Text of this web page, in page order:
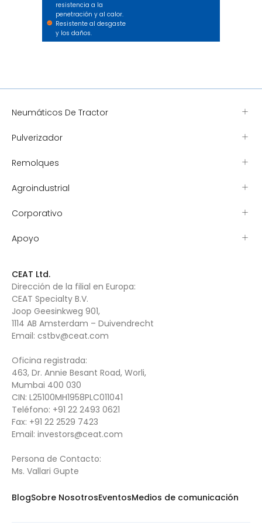
resistencia a la
penetración y al calor.
Resistente al desgaste
y los daños.
Neumáticos De Tractor
Pulverizador
Remolques
Agroindustrial
Corporativo
Apoyo
CEAT Ltd.
Dirección de la filial en Europa:
CEAT Specialty B.V.
Joop Geesinkweg 901,
1114 AB Amsterdam – Duivendrecht
Email: cstbv@ceat.com
Oficina registrada:
463, Dr. Annie Besant Road, Worli,
Mumbai 400 030
CIN: L25100MH1958PLC011041
Teléfono: +91 22 2493 0621
Fax: +91 22 2529 7423
Email: investors@ceat.com
Persona de Contacto:
Ms. Vallari Gupte
BlogSobre NosotrosEventosMedios de comunicación